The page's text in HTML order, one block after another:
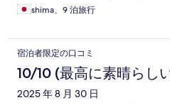
shima、9 泊旅行
宿泊者限定の口コミ
10/10 (最高に素晴らし
2025 年 8 月 30 日